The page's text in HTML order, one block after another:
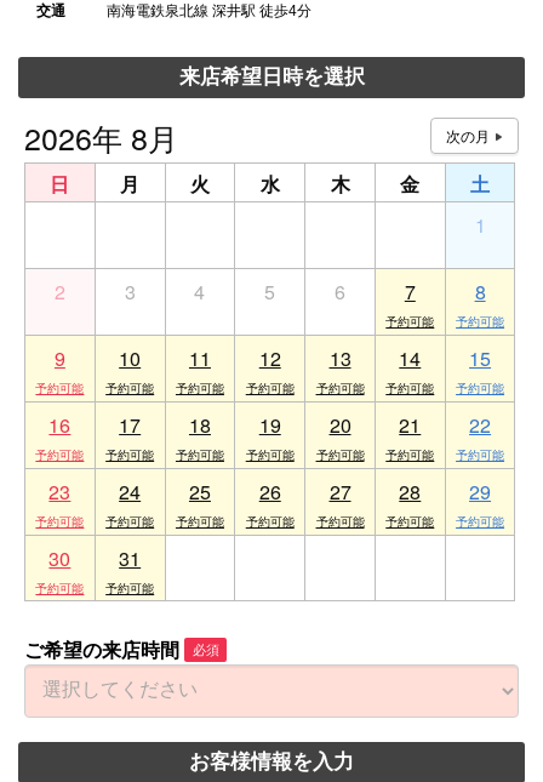
交通
南海電鉄泉北線 深井駅 徒歩4分
来店希望日時を選択
2026年 8月
日 月 火 水 木 金
土
1
2 3 4 5 6 7 8
9 10 11 12 13 14 15
16 17 18 19 20 21 22
23 24 25 26 27 28 29
30 31
ご希望の来店時間 必須
お客様情報を入力